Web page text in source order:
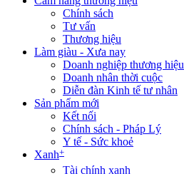
Chính sách
Tư vấn
Thương hiệu
Làm giàu - Xưa nay
Doanh nghiệp thương hiệu
Doanh nhân thời cuộc
Diễn đàn Kinh tế tư nhân
Sản phẩm mới
Kết nối
Chính sách - Pháp Lý
Y tế - Sức khoẻ
Xanh+
Tài chính xanh